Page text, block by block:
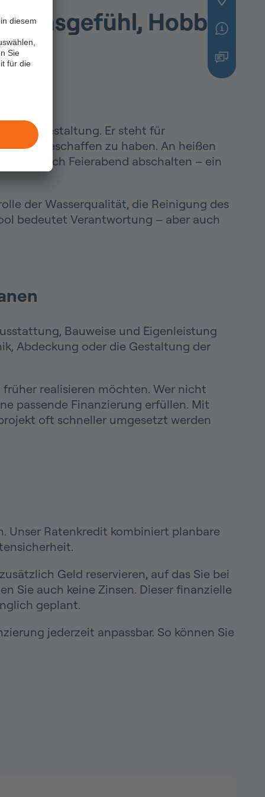
diesem
Sie
für die
Hobby
Er steht für
geschaffen zu haben. An heißen
nach Feierabend abschalten – ein
der Wasserqualität, die Reinigung des
bedeutet Verantwortung – aber auch
Bauweise und Eigenleistung
Abdeckung oder die Gestaltung der
früher realisieren möchten. Wer nicht
passende Finanzierung erfüllen. Mit
oft schneller umgesetzt werden
Unser Ratenkredit kombiniert planbare
Geld reservieren, auf das Sie bei
Sie auch keine Zinsen. Dieser finanzielle
geplant.
jederzeit anpassbar. So können Sie